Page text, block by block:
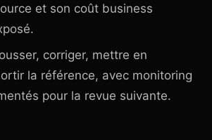
et son coût business
corriger, mettre en
la référence, avec monitoring
pour la revue suivante.